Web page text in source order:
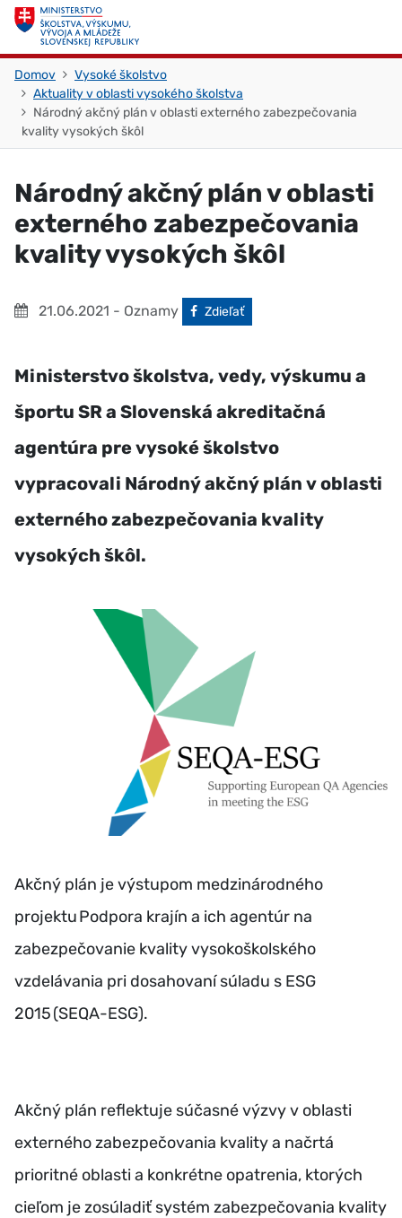
Skočiť na obsah
Domov
Vysoké školstvo
Aktuality v oblasti vysokého školstva
Národný akčný plán v oblasti externého zabezpečovania
kvality vysokých škôl
Národný akčný plán v oblasti
externého zabezpečovania
kvality vysokých škôl
21.06.2021 - Oznamy Facebook
Zdieľať
Ministerstvo školstva, vedy, výskumu a
športu SR a Slovenská akreditačná
agentúra pre vysoké školstvo
vypracovali Národný akčný plán v oblasti
externého zabezpečovania kvality
vysokých škôl.
Akčný plán je výstupom medzinárodného
projektu Podpora krajín a ich agentúr na
zabezpečovanie kvality vysokoškolského
vzdelávania pri dosahovaní súladu s ESG
2015 (SEQA-ESG).
Akčný plán reflektuje súčasné výzvy v oblasti
externého zabezpečovania kvality a načrtá
prioritné oblasti a konkrétne opatrenia, ktorých
cieľom je zosúladiť systém zabezpečovania kvality
Skočiť na začiatok stránky